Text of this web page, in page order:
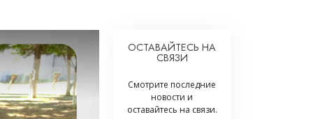
Помощь при болезнях и травмах
Целостность и честность
Супружество
Шкала эмоциональных тонов
ОСТАВАЙТЕСЬ НА
СВЯЗИ
Смотрите последние
новости и
оставайтесь на связи.